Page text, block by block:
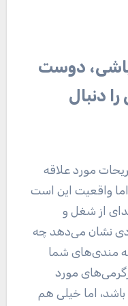
باشی، دوست
دنبال
مورد علاقه
واقعیت این است
از شغل و
نشان می‌دهد چه
مندی‌های شما
مورد
اما خیلی هم